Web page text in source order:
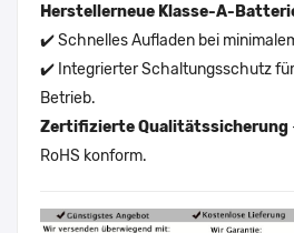
Herstellerneue Klasse-A-
✔️ Schnelles Aufladen bei
✔️ Integrierter Schaltungsschutz
Betrieb.
Zertifizierte Qualitätssicherung
RoHS konform.